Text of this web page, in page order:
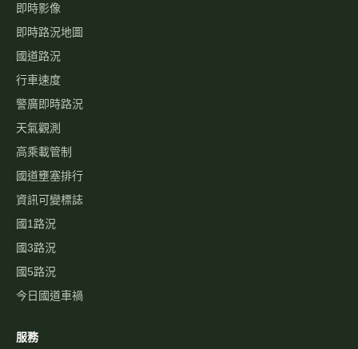
即時影像
即時路況地圖
國道路況
行車速度
警廣即時路況
天氣觀測
高乘載管制
國道壅塞排行
資訊可變標誌
國1路況
國3路況
國5路況
今日國道車禍
服務